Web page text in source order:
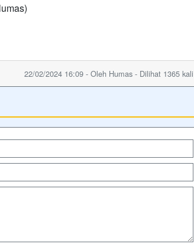
22/02/2024 16:09 - Oleh Humas - Dilihat 1365 kali